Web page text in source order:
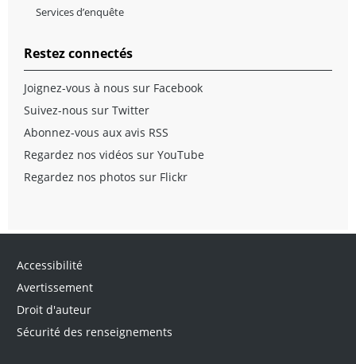
Services d’enquête
Restez connectés
Joignez-vous à nous sur Facebook
Suivez-nous sur Twitter
Abonnez-vous aux avis RSS
Regardez nos vidéos sur YouTube
Regardez nos photos sur Flickr
Accessibilité
Avertissement
Droit d'auteur
Sécurité des renseignements